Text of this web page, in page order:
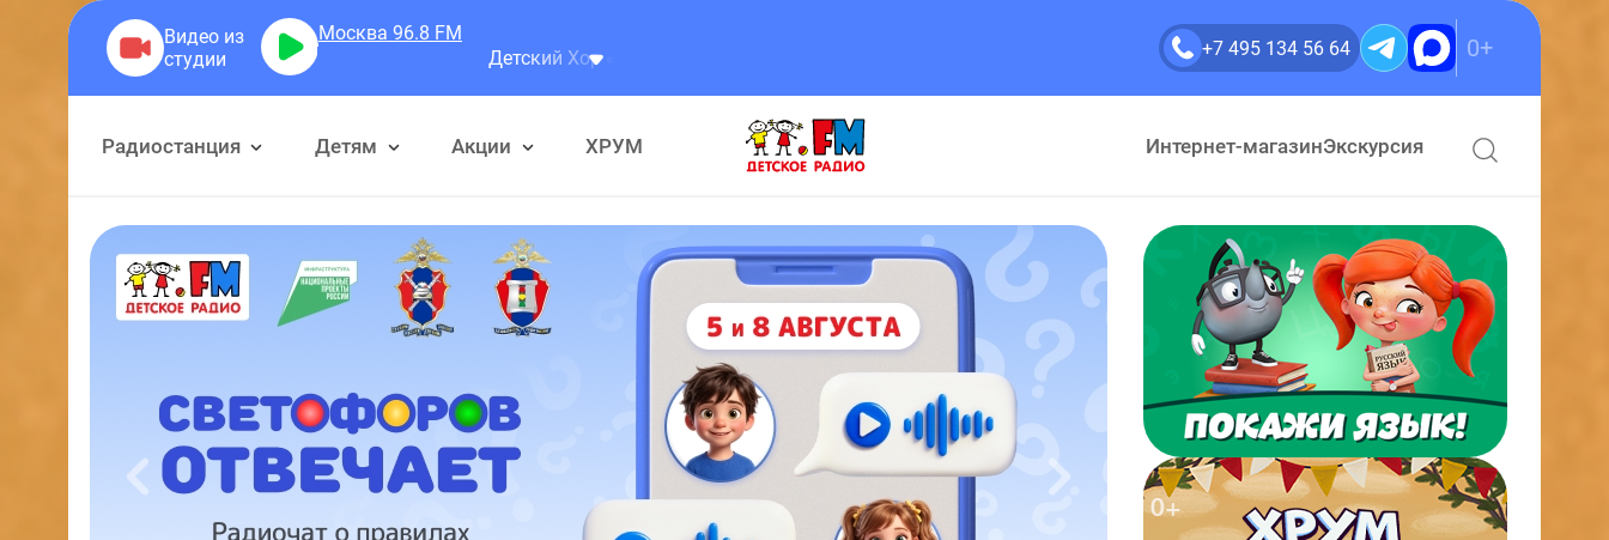
Москва 96.8 FM
Детский Хор «Великан»
Тяп ляп +7 495 134 56 64 0+
Радиостанция Детям Акции ХРУМ Интернет-магазинЭкскурсия